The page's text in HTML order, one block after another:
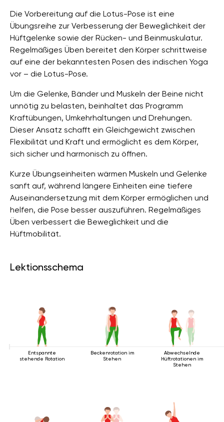
Die Vorbereitung auf die Lotus-Pose ist eine
Übungsreihe zur Verbesserung der Beweglichkeit der
Hüftgelenke sowie der Rücken- und Beinmuskulatur.
Regelmäßiges Üben bereitet den Körper schrittweise
auf eine der bekanntesten Posen des indischen Yoga
vor – die Lotus-Pose.
Um die Gelenke, Bänder und Muskeln der Beine nicht
unnötig zu belasten, beinhaltet das Programm
Kraftübungen, Umkehrhaltungen und Drehungen.
Dieser Ansatz schafft ein Gleichgewicht zwischen
Flexibilität und Kraft und ermöglicht es dem Körper,
sich sicher und harmonisch zu öffnen.
Kurze Übungseinheiten wärmen Muskeln und Gelenke
sanft auf, während längere Einheiten eine tiefere
Auseinandersetzung mit dem Körper ermöglichen und
helfen, die Pose besser auszuführen. Regelmäßiges
Üben verbessert die Beweglichkeit und die
Hüftmobilität.
Lektionsschema
Entspannte
stehende Rotation
Beckenrotation im
Stehen
Abwechselnde
Hüftrotationen im
Stehen